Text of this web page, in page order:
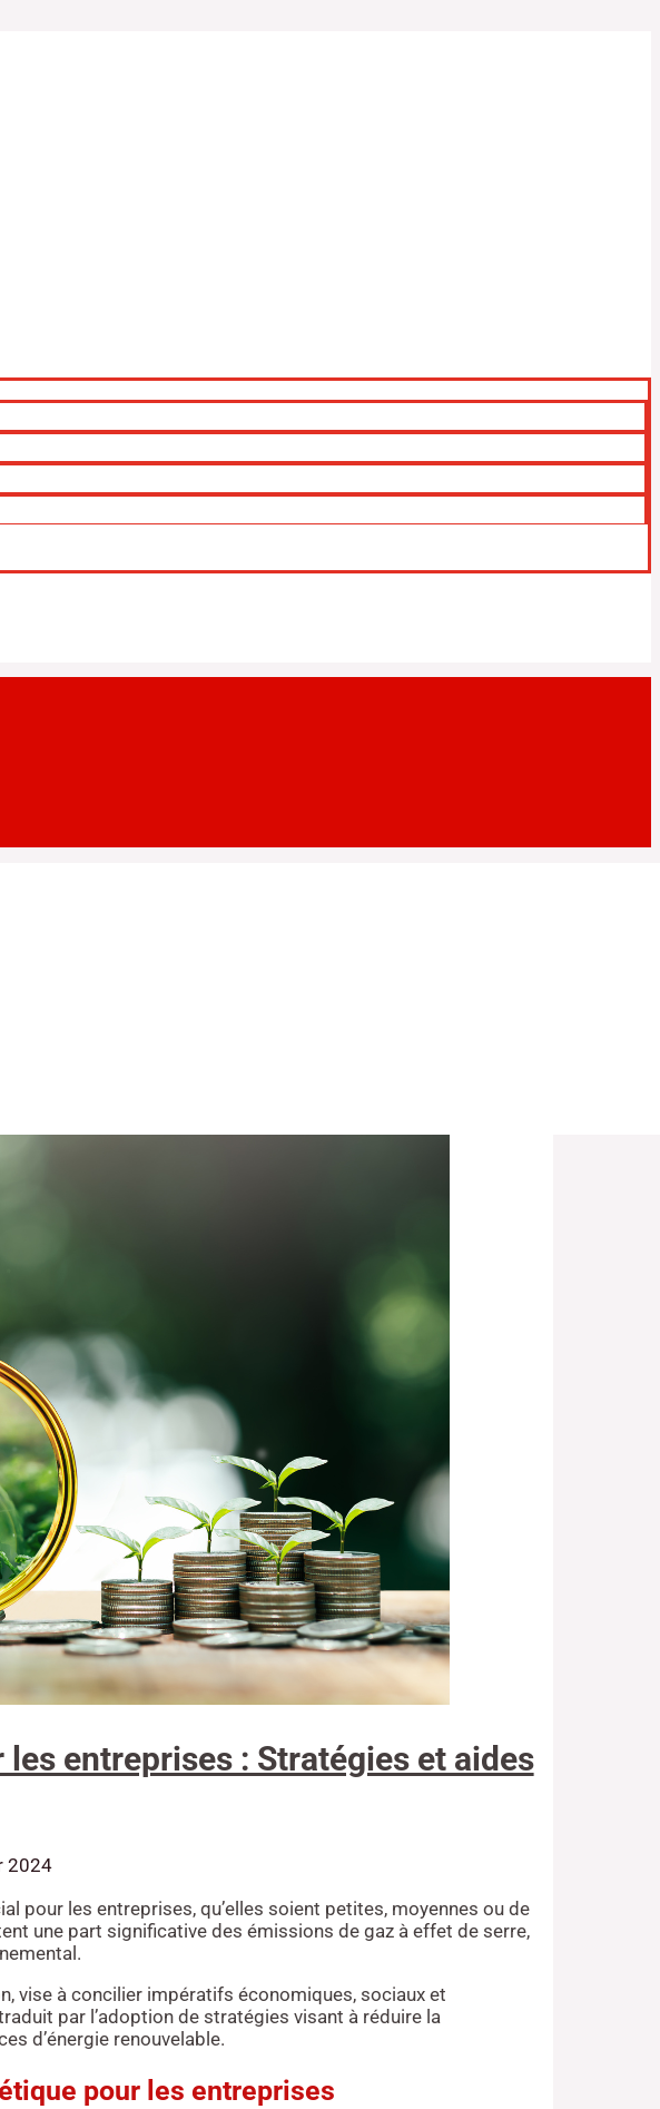
entreprises : Stratégies et aides
2024
pour les entreprises, qu’elles soient petites, moyennes ou de
une part significative des émissions de gaz à effet de serre,
vise à concilier impératifs économiques, sociaux et
par l’adoption de stratégies visant à réduire la
d’énergie renouvelable.
pour les entreprises